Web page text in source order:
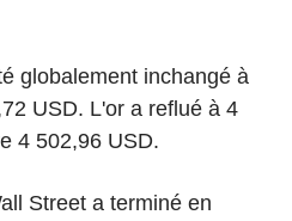
globalement inchangé à
USD. L'or a reflué à 4
4 502,96 USD.
Street a terminé en